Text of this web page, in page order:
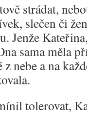
strádat,
slečen či
Jenže
sama měla
z nebe a na
tolerovat,